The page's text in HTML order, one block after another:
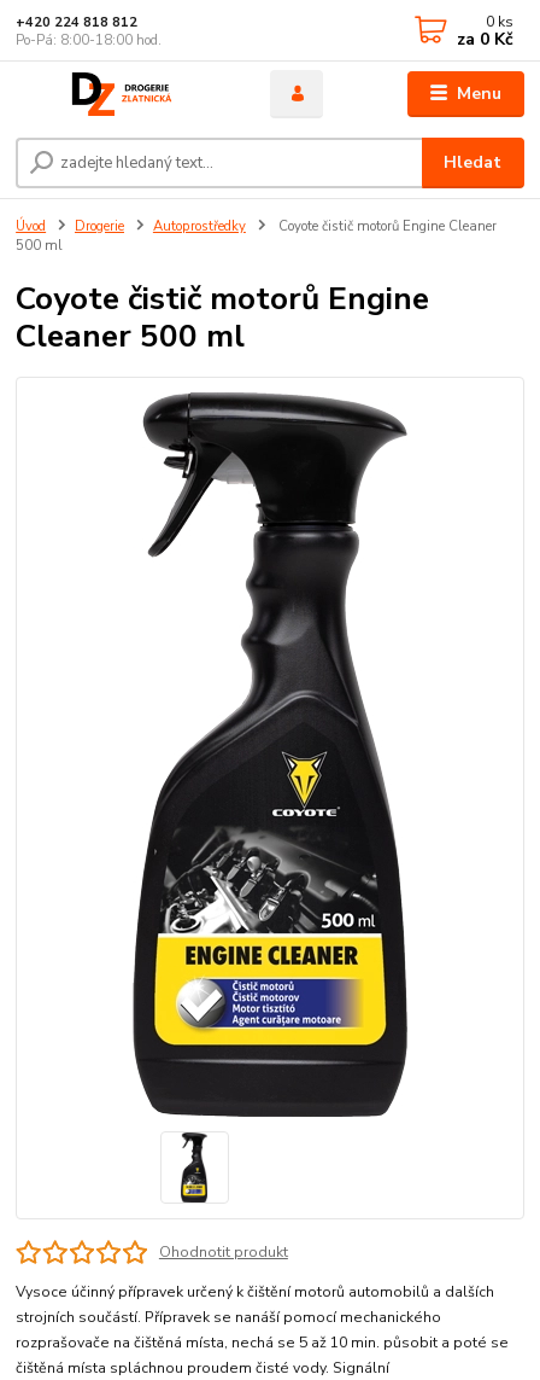
Menu
Hledat
+420 224 818 812
Po-Pá: 8:00-18:00 hod.
0 ks
za 0 Kč
Úvod Drogerie Autoprostředky
Coyote čistič motorů Engine Cleaner
500 ml
Coyote čistič motorů Engine
Cleaner 500 ml
Ohodnotit produkt
Vysoce účinný přípravek určený k čištění motorů automobilů a dalších
strojních součástí. Přípravek se nanáší pomocí mechanického
rozprašovače na čištěná místa, nechá se 5 až 10 min. působit a poté se
čištěná místa spláchnou proudem čisté vody. Signální